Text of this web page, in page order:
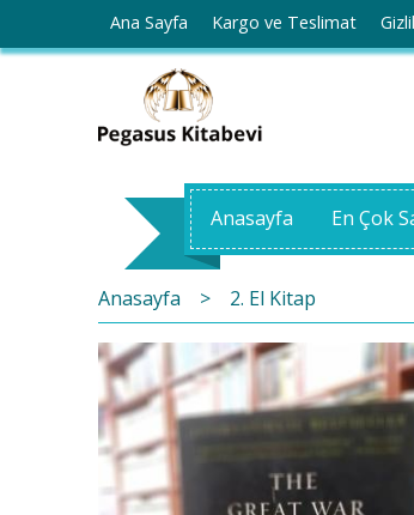
Ana Sayfa Kargo ve Teslimat
Anasayfa En Çok
Anasayfa > 2. El Kitap